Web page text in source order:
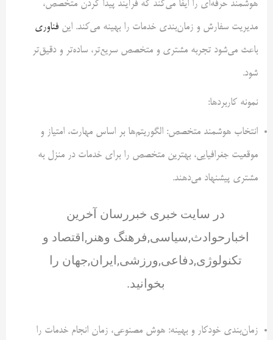
هوشمند حرفه‌ای را ایفا می‌کند که فرآیند پیدا کردن متخصص،
مدیریت سفارش و زمان‌بندی خدمات را بهینه می‌کند. این فناوری
باعث می‌شود تجربه مشتری و متخصص سریع‌تر، ساده‌تر و دقیق‌تر
شود.
نمونه کاربردها:
انتخاب هوشمند متخصص: الگوریتم‌ها بر اساس مهارت، امتیاز و
موقعیت جغرافیایی، بهترین متخصص را برای خدمات در منزل به
مشتری پیشنهاد می‌دهند.
در سایت خبری خبررسان آخرین
اخبارحوادث,سیاسی,فرهنگ وهنر,اقتصاد و
تکنولوژی,دفاعی,ورزشی,ایران,جهان را
بخوانید.
زمان‌بندی خودکار و بهینه: هوش مصنوعی، زمان انجام خدمات را